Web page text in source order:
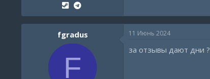
fgradus
F
11 Июнь 2024
за отзывы дают дни ?